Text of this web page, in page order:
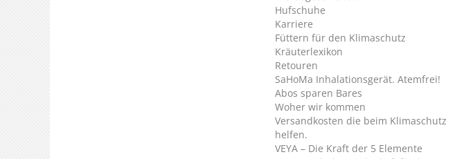
Hufschuhe
Karriere
Füttern für den Klimaschutz
Kräuterlexikon
Retouren
SaHoMa Inhalationsgerät. Atemfrei!
Abos sparen Bares
Woher wir kommen
Versandkosten die beim Klimaschutz
helfen.
VEYA – Die Kraft der 5 Elemente